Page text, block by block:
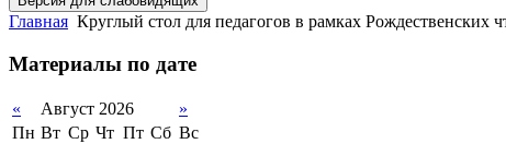
Главная Круглый стол для педагогов в рамках Рождественских
Материалы по дате
« Август 2026
»
Пн Вт Ср Чт Пт Сб Вс